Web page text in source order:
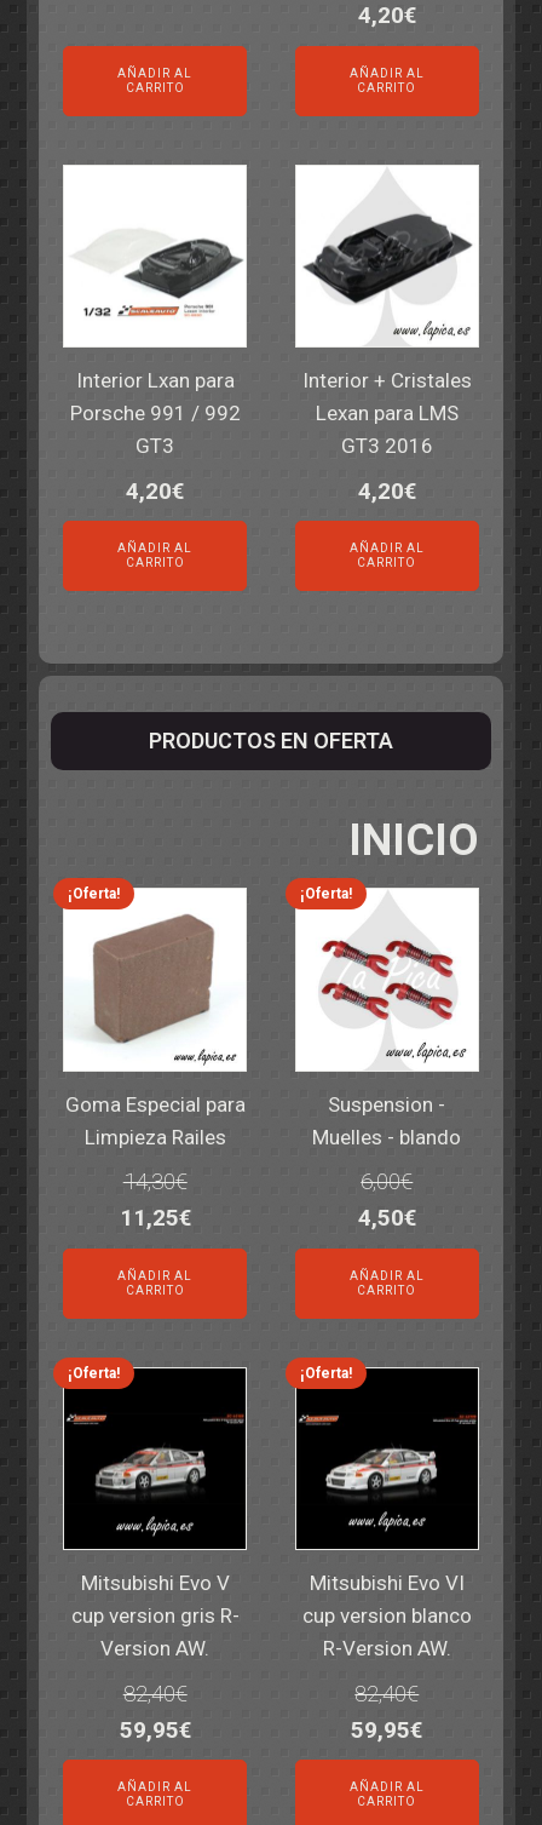
AÑADIR AL
CARRITO
4,20€
AÑADIR AL
CARRITO
Interior Lxan para
Porsche 991 / 992
GT3
4,20€
AÑADIR AL
CARRITO
Interior + Cristales
Lexan para LMS
GT3 2016
4,20€
AÑADIR AL
CARRITO
PRODUCTOS EN OFERTA
INICIO
¡Oferta!
Goma Especial para
Limpieza Railes
14,30€
El
precio
original
era:
14,30€.
11,25€El
precio
actual
es:
11,25€.
AÑADIR AL
CARRITO
¡Oferta!
Suspension -
Muelles - blando
6,00€
El
precio
original
era:
6,00€.
4,50€El
precio
actual
es:
4,50€.
AÑADIR AL
CARRITO
¡Oferta!
Mitsubishi Evo V
cup version gris R-
Version AW.
82,40€
El
precio
original
59,95€El
precio
AÑADIR AL
CARRITO
¡Oferta!
Mitsubishi Evo VI
cup version blanco
R-Version AW.
82,40€
El
precio
original
59,95€El
precio
AÑADIR AL
CARRITO